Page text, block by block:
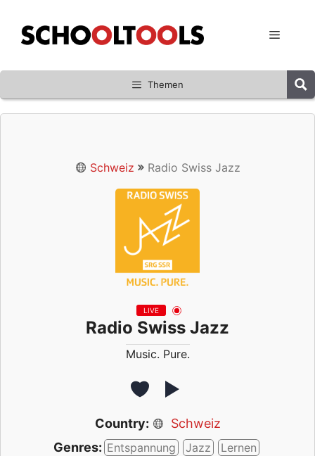
Inhalt
springen
Menü
Themen
Schweiz Radio Swiss Jazz
LIVE
Radio Swiss Jazz
Music. Pure.
Country:
Schweiz
Genres: Entspannung Jazz
Lernen